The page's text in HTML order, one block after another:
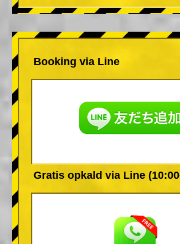
Booking via Line
Gratis opkald via Line